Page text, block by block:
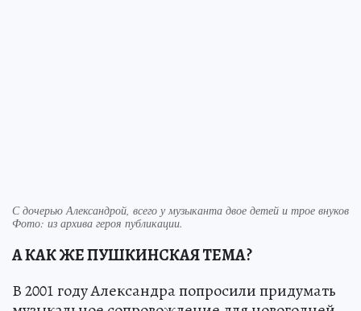
С дочерью Александрой, всего у музыканта двое детей и трое внуков
Фото: из архива героя публикации.
А КАК ЖЕ ПУШКИНСКАЯ ТЕМА?
В 2001 году Александра попросили придумать